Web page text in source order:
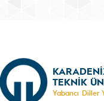
TEKNİK
Yabancı Diller